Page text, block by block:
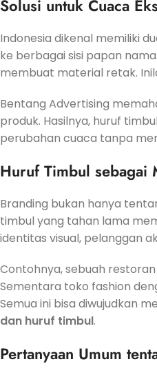
Solusi untuk Cuaca
Indonesia dikenal memiliki
ke berbagai sisi papan
membuat material retak.
Bentang Advertising
produk. Hasilnya, huruf
perubahan cuaca tanpa
Huruf Timbul sebagai
Branding bukan hanya
timbul yang tahan lama
identitas visual, pelanggan
Contohnya, sebuah
Sementara toko fashion
Semua ini bisa diwujudkan
dan huruf timbul.
Pertanyaan Umum